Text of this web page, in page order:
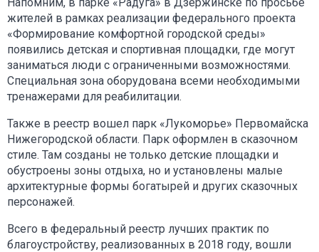
жителей в рамках реализации федерального проекта
«Формирование комфортной городской среды»
появились детская и спортивная площадки, где могут
заниматься люди с ограниченными возможностями.
Специальная зона оборудована всеми необходимыми
тренажерами для реабилитации.
Также в реестр вошел парк «Лукоморье» Первомайска
Нижегородской области. Парк оформлен в сказочном
стиле. Там созданы не только детские площадки и
обустроены зоны отдыха, но и установлены малые
архитектурные формы богатырей и других сказочных
персонажей.
Всего в федеральный реестр лучших практик по
благоустройству, реализованных в 2018 году, вошли